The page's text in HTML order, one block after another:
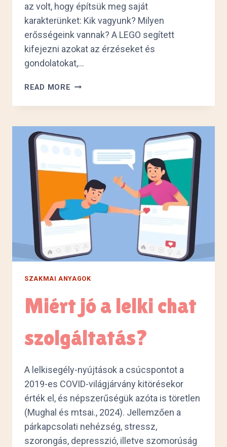
az volt, hogy építsük meg saját
karakterünket: Kik vagyunk? Milyen
erősségeink vannak? A LEGO segített
kifejezni azokat az érzéseket és
gondolatokat,…
READ MORE AZ
LÁTOM,
ÉPÍTEM
SZAKMAI ANYAGOK
Miért jó a lelki chat
szolgáltatás?
A lelkisegély-nyújtások a csúcspontot a
2019-es COVID-világjárvány kitörésekor
érték el, és népszerűségük azóta is töretlen
(Mughal és mtsai., 2024). Jellemzően a
párkapcsolati nehézség, stressz,
szorongás, depresszió, illetve szomorúság